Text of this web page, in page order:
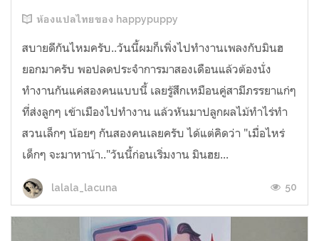
ห้องแปลไทยของ happypuppy
สบายดีกันไหมครับ..วันนี้ผมก็เพิ่งไปทำงานเพลงกับมินฮ
ยอกมาครับ พอปลดประจำการมาสองเดือนแล้วต้องนั่ง
ทำงานกันแค่สองคนแบบนี้ เลยรู้สึกเหมือนคู่สามีภรรยาแก่ๆ
ที่ส่งลูกๆ เข้าเมืองไปทำงาน แล้วหันมาปลูกผลไม้ทำไร่ทำ
สวนเล็กๆ น้อยๆ กันสองคนเลยครับ ได้แต่คิดว่า "เมื่อไหร่
เด็กๆ จะมาหาน้า.."วันนี้ก่อนเริ่มงาน มินฮย...
lalala_lacuna 50